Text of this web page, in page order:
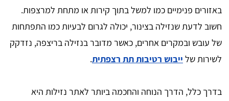
באזורים פנימיים כמו למשל בתוך קירות או מתחת למרצפות.
חשוב לדעת שנזילה בצינור, יכולה לגרום לבעיות כמו התפתחות
של עובש ובמקרים אחרים, כאשר מדובר בנזילה בריצפה, נזדקק
לשירות של ייבוש רטיבות תת רצפתית.
בדרך כלל, הדרך הנוחה והחכמה ביותר לאתר נזילות היא